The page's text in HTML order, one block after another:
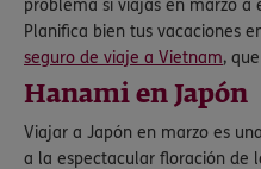
problema si viajas en marzo a
Planifica bien tus vacaciones
seguro de viaje a Vietnam,
Hanami en Japón
Viajar a Japón en marzo es
a la espectacular floración de